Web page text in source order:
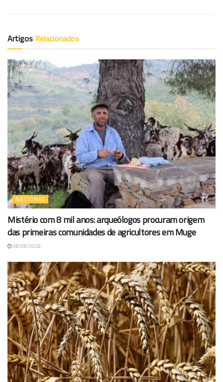
Artigos Relacionados
NACIONAL
Mistério com 8 mil anos: arqueólogos procuram origem
das primeiras comunidades de agricultores em Muge
08/08/2026